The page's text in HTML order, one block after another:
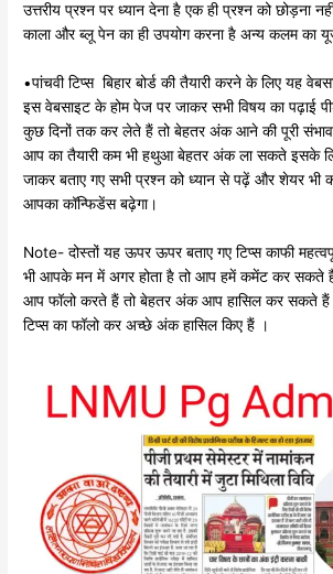
उत्तरीय प्रश्न पर ध्यान देना है एक ही प्रश्न को छोड़ना
काला और ब्लू पेन का ही उपयोग करना है अन्य कलम का
•पांचवी टिप्स बिहार बोर्ड की तैयारी करने के लिए यह
इस वेबसाइट के होम पेज पर जाकर सभी विषय का पढ़ाई
कुछ दिनों तक कर लेते हैं तो बेहतर अंक आने की पूरी
आप का तैयारी कम भी हथुआ बेहतर अंक ला सकते इसके
जाकर बताए गए सभी प्रश्न को ध्यान से पढ़ें और शेयर भी
आपका कॉन्फिडेंस बढ़ेगा।
Note- दोस्तों यह ऊपर ऊपर बताए गए टिप्स काफी
भी आपके मन में अगर होता है तो आप हमें कमेंट कर सकते हैं
आप फॉलो करते हैं तो बेहतर अंक आप हासिल कर सकते हैं
टिप्स का फॉलो कर अच्छे अंक हासिल किए हैं ।